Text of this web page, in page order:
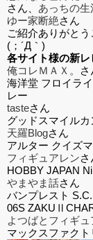
さん、 あっちの生
ゆー家断絶 さん
ご紹介ありがと
(；´Д｀)
各サイト様の新レ
俺コレＭＡＸ。
さ
海洋堂 フロイラ
レー
tasteさん
グッドスマイル
天羅Blogさん
アルター クイズ
フィギュアレンさ
HOBBY JAPAN
やまやま話さん
バンプレスト
06S
よつばとフィギュ
マックスファク